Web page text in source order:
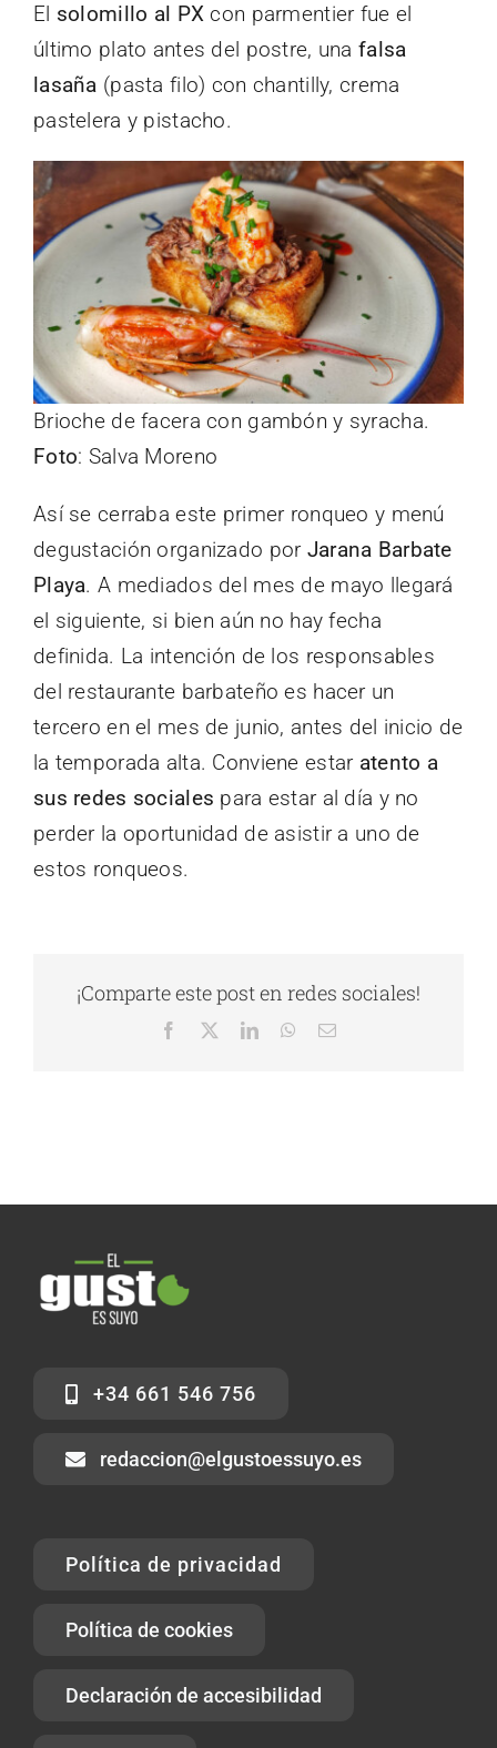
El solomillo al PX con parmentier fue el
último plato antes del postre, una falsa
lasaña (pasta filo) con chantilly, crema
pastelera y pistacho.
Brioche de facera con gambón y syracha.
Foto: Salva Moreno
Así se cerraba este primer ronqueo y menú
degustación organizado por Jarana Barbate
Playa. A mediados del mes de mayo llegará
el siguiente, si bien aún no hay fecha
definida. La intención de los responsables
del restaurante barbateño es hacer un
tercero en el mes de junio, antes del inicio de
la temporada alta. Conviene estar atento a
sus redes sociales para estar al día y no
perder la oportunidad de asistir a uno de
estos ronqueos.
¡Comparte este post en redes sociales!
Facebook LinkedInWhatsApp
Correo
+34 661 546 756
redaccion@elgustoessuyo.es
Política de privacidad
Política de cookies
Declaración de accesibilidad